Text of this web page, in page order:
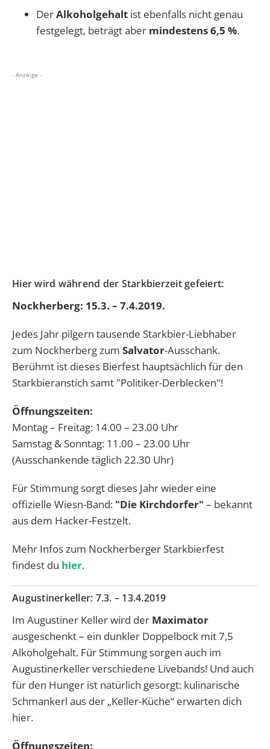
DerAlkoholgehalt ist ebenfalls nicht genau
festgelegt, beträgt aber mindestens 6,5 %.
- Anzeige -
Hier wird während der Starkbierzeit gefeiert:
Nockherberg: 15.3. – 7.4.2019.
Jedes Jahr pilgern tausende Starkbier-Liebhaber
zum Nockherberg zum Salvator-Ausschank.
Berühmt ist dieses Bierfest hauptsächlich für den
Starkbieranstich samt "Politiker-Derblecken"!
Öffnungszeiten:
Montag – Freitag: 14.00 – 23.00 Uhr
Samstag & Sonntag: 11.00 – 23.00 Uhr
(Ausschankende täglich 22.30 Uhr)
Für Stimmung sorgt dieses Jahr wieder eine
offizielle Wiesn-Band: "Die Kirchdorfer" – bekannt
aus dem Hacker-Festzelt.
Mehr Infos zum Nockherberger Starkbierfest
findest du hier.
Augustinerkeller: 7.3. – 13.4.2019
Im Augustiner Keller wird der Maximator
ausgeschenkt – ein dunkler Doppelbock mit 7,5
Alkoholgehalt. Für Stimmung sorgen auch im
Augustinerkeller verschiedene Livebands! Und auch
für den Hunger ist natürlich gesorgt: kulinarische
Schmankerl aus der „Keller-Küche“ erwarten dich
hier.
Öffnungszeiten: